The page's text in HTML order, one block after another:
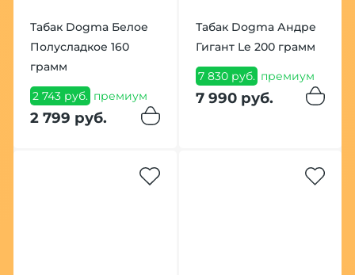
Табак Dogma Белое
Полусладкое 160
грамм
2 743 руб. премиум
2 799 руб.
Табак Dogma Андре
Гигант Le 200 грамм
7 830 руб. премиум
7 990 руб.